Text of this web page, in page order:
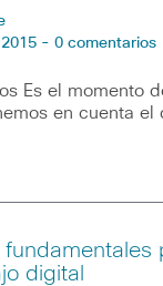
- 0 comentarios
Es el momento
en cuenta el
digital